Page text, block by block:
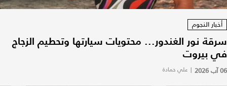
أخبار النجوم
سرقة نور الغندور... محتويات سيارتها وتحطيم الزجاج
في بيروت
06 آب 2026 | علي حمادة